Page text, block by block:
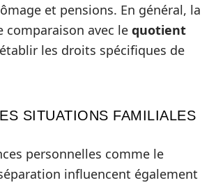
et pensions. En général, la
comparaison avec le quotient
les droits spécifiques de
SITUATIONS FAMILIALES
personnelles comme le
influencent également